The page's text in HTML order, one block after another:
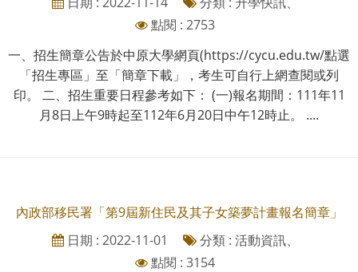
點閱 : 2753
一、招生簡章公告於中原大學網頁(https://cycu.edu.tw/點選
「招生專區」至「簡章下載」，考生可自行上網查閱或列
印。 二、招生重要日程參考如下： (一)報名期間：111年11
月8日上午9時起至112年6月20日中午12時止。 ....
內政部移民署「第9屆新住民及其子女築夢計畫報名簡章」
日期 : 2022-11-01
分類 : 活動資訊、
點閱 : 3154